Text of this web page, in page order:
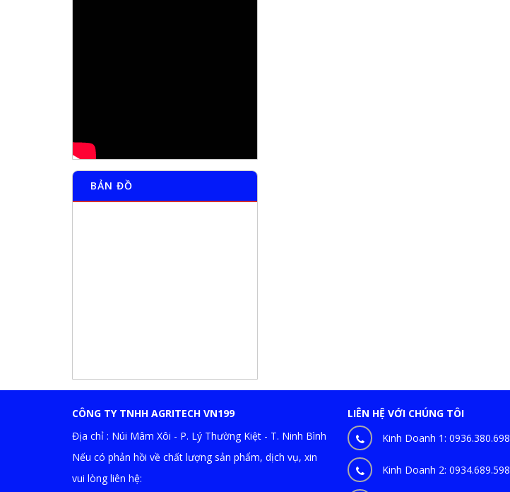
BẢN ĐỒ
CÔNG TY TNHH AGRITECH VN199
Địa chỉ : Núi Mâm Xôi - P. Lý Thường Kiệt - T. Ninh Bình
Nếu có phản hồi về chất lượng sản phẩm, dịch vụ, xin
vui lòng liên hệ:
LIÊN HỆ VỚI CHÚNG TÔI
Kinh Doanh 1: 0936.380.698
Kinh Doanh 2: 0934.689.598